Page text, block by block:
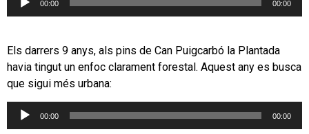
00:00 00:00
Els darrers 9 anys, als pins de Can Puigcarbó la Plantada
havia tingut un enfoc clarament forestal. Aquest any es busca
que sigui més urbana:
Reproductor
00:00 00:00